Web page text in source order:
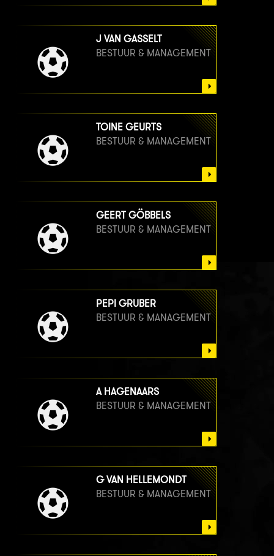
J VAN GASSELT
BESTUUR & MANAGEMENT
TOINE GEURTS
BESTUUR & MANAGEMENT
GEERT GÖBBELS
BESTUUR & MANAGEMENT
PEPI GRUBER
BESTUUR & MANAGEMENT
A HAGENAARS
BESTUUR & MANAGEMENT
G VAN HELLEMONDT
BESTUUR & MANAGEMENT